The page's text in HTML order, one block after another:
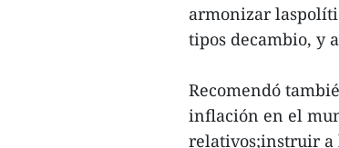
armonizar
tipos decambio, y
Recomendó
inflación en el
relativos;instruir a